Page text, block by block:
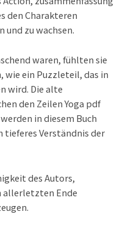
den Charakteren
und zu wachsen.
waren, fühlten sie
wie ein Puzzleteil, das in
wird. Die alte
den Zeilen Yoga pdf
in diesem Buch
Verständnis der
des Autors,
allerletzten Ende